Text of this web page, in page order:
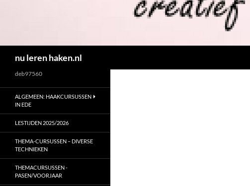
nu leren haken.nl
deb97560
ALGEMEEN: HAAKCURSUSSEN
IN EDE
LESTIJDEN 2025/2026
THEMA-CURSUSSEN – DIVERSE
TECHNIEKEN
THEMACURSUSSEN -
PASEN/VOORJAAR